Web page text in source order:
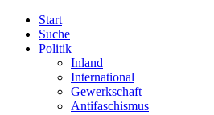
Start
Suche
Politik
Inland
International
Gewerkschaft
Antifaschismus